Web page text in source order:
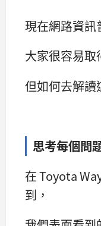
現在網路資訊
大家很容易取
但如何去解讀
思考每個問
在 Toyota
到，